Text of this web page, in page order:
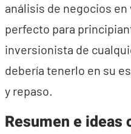
análisis de negocios
perfecto para
inversionista de
debería tenerlo en su
y repaso.
Resumen e ideas